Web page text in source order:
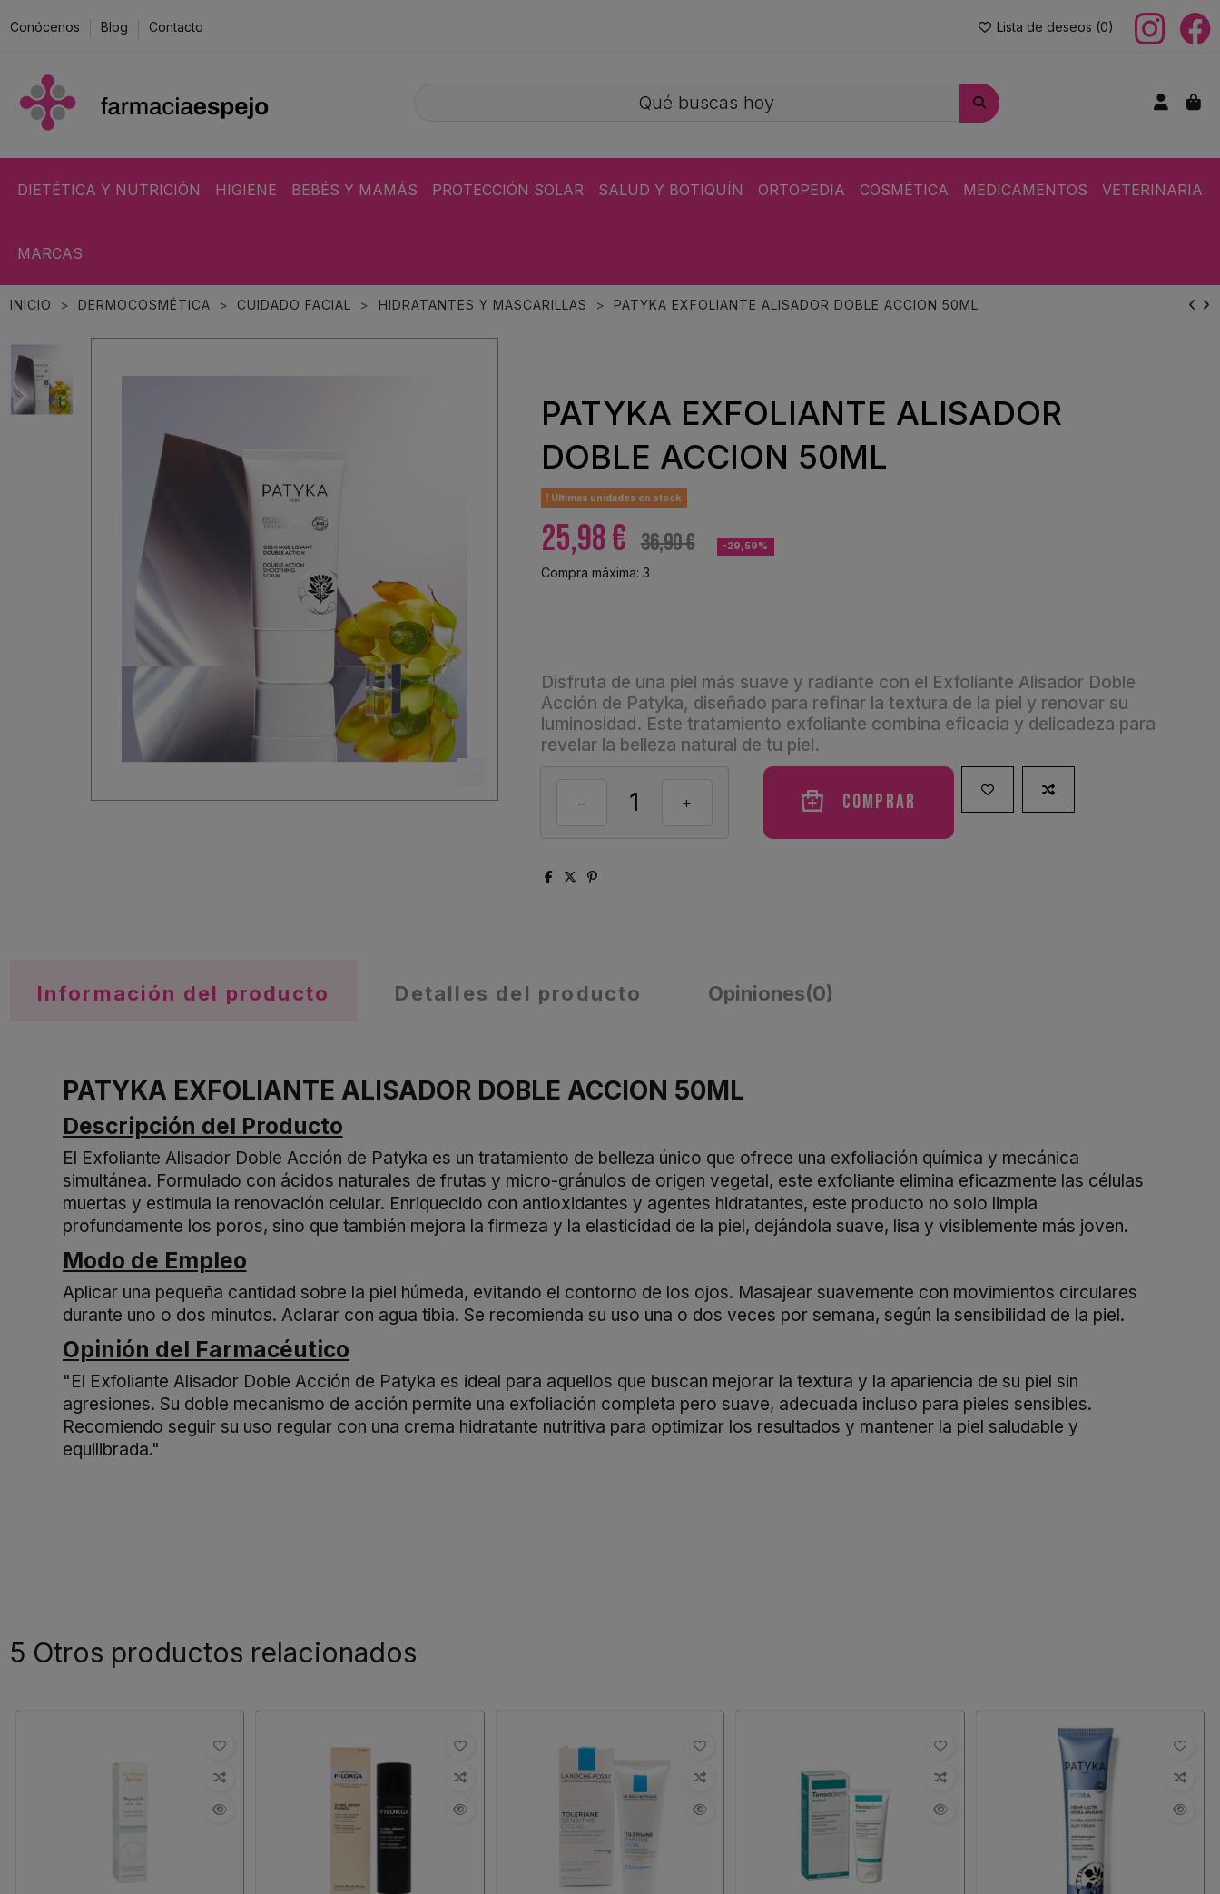
Conócenos Blog Contacto Lista de deseos (0)
DIETÉTICA Y NUTRICIÓN HIGIENE BEBÉS Y MAMÁS PROTECCIÓN SOLAR SALUD Y BOTIQUÍN ORTOPEDIA COSMÉTICA MEDICAMENTOS VETERINARIA
MARCAS
INICIO DERMOCOSMÉTICA CUIDADO FACIAL HIDRATANTES Y MASCARILLAS PATYKA EXFOLIANTE ALISADOR DOBLE ACCION 50ML
PATYKA EXFOLIANTE ALISADOR
DOBLE ACCION 50ML
Últimas unidades en stock
25,98 € 36,90 € -29,59%
Compra máxima: 3
Disfruta de una piel más suave y radiante con el Exfoliante Alisador Doble
Acción de Patyka, diseñado para refinar la textura de la piel y renovar su
luminosidad. Este tratamiento exfoliante combina eficacia y delicadeza para
revelar la belleza natural de tu piel.
Comprar
Información del producto Detalles del producto Opiniones(0)
PATYKA EXFOLIANTE ALISADOR DOBLE ACCION 50ML
Descripción del Producto
El Exfoliante Alisador Doble Acción de Patyka es un tratamiento de belleza único que ofrece una exfoliación química y mecánica
simultánea. Formulado con ácidos naturales de frutas y micro-gránulos de origen vegetal, este exfoliante elimina eficazmente las células
muertas y estimula la renovación celular. Enriquecido con antioxidantes y agentes hidratantes, este producto no solo limpia
profundamente los poros, sino que también mejora la firmeza y la elasticidad de la piel, dejándola suave, lisa y visiblemente más joven.
Modo de Empleo
Aplicar una pequeña cantidad sobre la piel húmeda, evitando el contorno de los ojos. Masajear suavemente con movimientos circulares
durante uno o dos minutos. Aclarar con agua tibia. Se recomienda su uso una o dos veces por semana, según la sensibilidad de la piel.
Opinión del Farmacéutico
"El Exfoliante Alisador Doble Acción de Patyka es ideal para aquellos que buscan mejorar la textura y la apariencia de su piel sin
agresiones. Su doble mecanismo de acción permite una exfoliación completa pero suave, adecuada incluso para pieles sensibles.
Recomiendo seguir su uso regular con una crema hidratante nutritiva para optimizar los resultados y mantener la piel saludable y
equilibrada."
5 Otros productos relacionados